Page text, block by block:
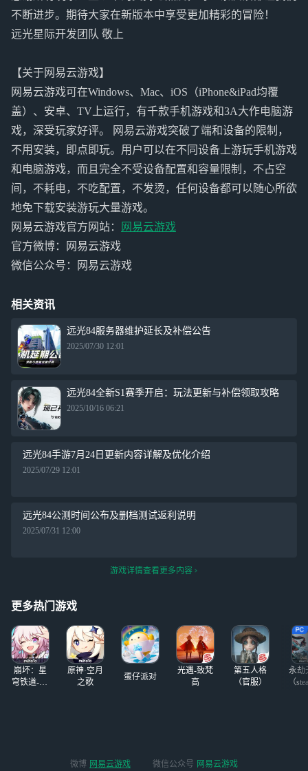
不断进步。期待大家在新版本中享受更加精彩的冒险！
远光星际开发团队 敬上
【关于网易云游戏】
网易云游戏可在Windows、Mac、iOS（iPhone&iPad均覆
盖）、安卓、TV上运行，有千款手机游戏和3A大作电脑游
戏，深受玩家好评。 网易云游戏突破了端和设备的限制，
不用安装，即点即玩。用户可以在不同设备上游玩手机游戏
和电脑游戏，而且完全不受设备配置和容量限制，不占空
间，不耗电，不吃配置，不发烫，任何设备都可以随心所欲
地免下载安装游玩大量游戏。
网易云游戏官方网站：
网易云游戏
官方微博：网易云游戏
微信公众号：网易云游戏
相关资讯
远光84服务器维护延长及补偿公告
2025/07/30 12:01
远光84全新S1赛季开启：玩法更新与补偿领取攻略
2025/10/16 06:21
远光84手游7月24日更新内容详解及优化介绍
2025/07/29 12:01
远光84公测时间公布及删档测试返利说明
2025/07/31 12:00
游戏详情查看更多内容
更多热门游戏
崩坏：星
穹铁道-4.4
原神·空月
之歌
蛋仔派对
光遇-致梵
高
第五人格
（官服）
永劫
（
微博 网易云游戏 微信公众号 网易云游戏